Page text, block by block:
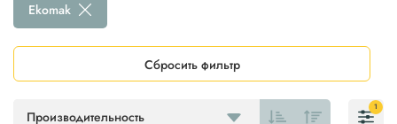
Производительность
Ekomak
Сбросить фильтр
1